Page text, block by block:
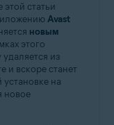
статьи
Avast
новым
этого
из
и вскоре станет
на
новое